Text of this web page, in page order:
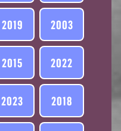
2019 2003
2015 2022
2023 2018